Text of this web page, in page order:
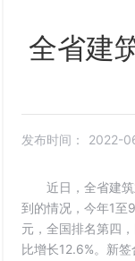
全省建
发布时间： 2022-
近日，全省建筑
到的情况，今年1至
元，全国排名第四
比增长12.6%。新